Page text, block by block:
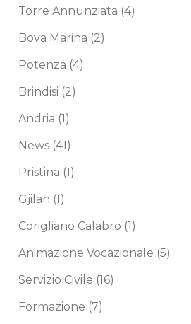
Torre Annunziata (4)
Bova Marina (2)
Potenza (4)
Brindisi (2)
Andria (1)
News (41)
Pristina (1)
Gjilan (1)
Corigliano Calabro (1)
Animazione Vocazionale (5)
Servizio Civile (16)
Formazione (7)